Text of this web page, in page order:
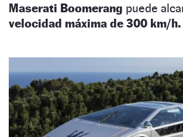
Maserati Boomerang puede
velocidad máxima de 300 km/h.